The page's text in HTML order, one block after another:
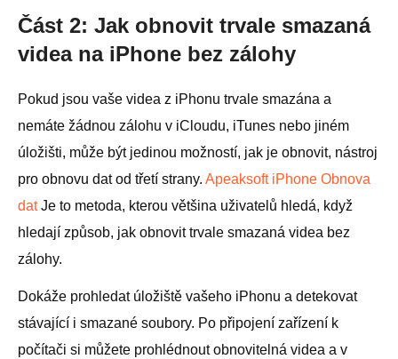
Část 2: Jak obnovit trvale smazaná
videa na iPhone bez zálohy
Pokud jsou vaše videa z iPhonu trvale smazána a
nemáte žádnou zálohu v iCloudu, iTunes nebo jiném
úložišti, může být jedinou možností, jak je obnovit, nástroj
pro obnovu dat od třetí strany. Apeaksoft iPhone Obnova
datJe to metoda, kterou většina uživatelů hledá, když
hledají způsob, jak obnovit trvale smazaná videa bez
zálohy.
Dokáže prohledat úložiště vašeho iPhonu a detekovat
stávající i smazané soubory. Po připojení zařízení k
počítači si můžete prohlédnout obnovitelná videa a v